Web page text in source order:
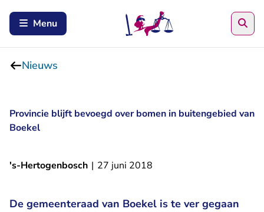
Menu
Nieuws
Provincie blijft bevoegd over bomen in buitengebied van
Boekel
's-Hertogenbosch | 27 juni 2018
De gemeenteraad van Boekel is te ver gegaan